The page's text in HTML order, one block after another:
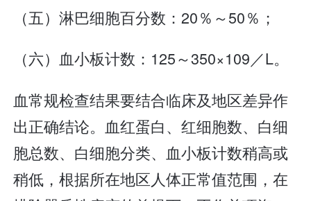
（五）淋巴细胞百分数：20％～50％；
（六）血小板计数：125～350×109／L。
血常规检查结果要结合临床及地区差异作
出正确结论。血红蛋白、红细胞数、白细
胞总数、白细胞分类、血小板计数稍高或
稍低，根据所在地区人体正常值范围，在